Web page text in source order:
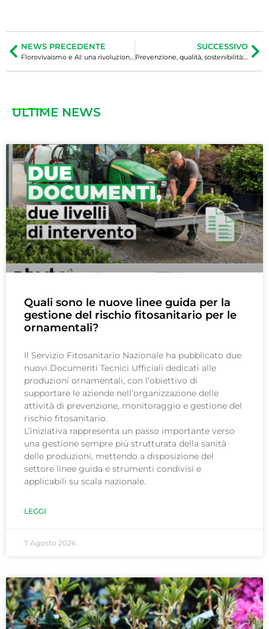
NEWS PRECEDENTE SUCCESSIVO
Prevenzione, qualità, sostenibilità: il valore di un monitoraggio efficace
ULTIME NEWS
Quali sono le nuove linee guida per la
gestione del rischio fitosanitario per le
ornamentali?
Il Servizio Fitosanitario Nazionale ha pubblicato due
nuovi Documenti Tecnici Ufficiali dedicati alle
produzioni ornamentali, con l’obiettivo di
supportare le aziende nell’organizzazione delle
attività di prevenzione, monitoraggio e gestione del
rischio fitosanitario.
L’iniziativa rappresenta un passo importante verso
una gestione sempre più strutturata della sanità
delle produzioni, mettendo a disposizione del
settore linee guida e strumenti condivisi e
applicabili su scala nazionale.
LEGGI
7 Agosto 2026